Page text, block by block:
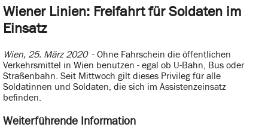
Wiener Linien: Freifahrt für Soldaten im
Einsatz
Wien, 25. März 2020 - Ohne Fahrschein die öffentlichen
Verkehrsmittel in Wien benutzen - egal ob U-Bahn, Bus oder
Straßenbahn. Seit Mittwoch gilt dieses Privileg für alle
Soldatinnen und Soldaten, die sich im Assistenzeinsatz
befinden.
Weiterführende Information